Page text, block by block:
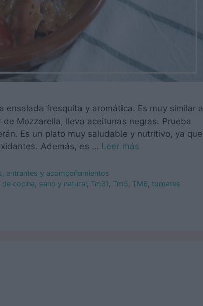
ensalada fresquita y aromática. Es muy similar a
Mozzarella, lleva aceitunas negras. Prueba
Es un plato muy saludable y nutritivo, ya que
Además, es … Leer más
entrantes y acompañamientos
cocina sano y natural Tm31 Tm5 TM6 ,tomates